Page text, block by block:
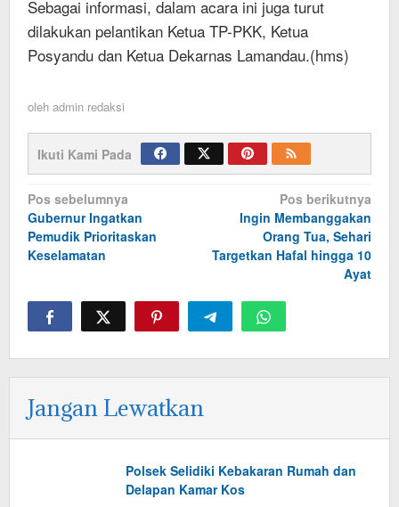
Sebagai informasi, dalam acara ini juga turut
dilakukan pelantikan Ketua TP-PKK, Ketua
Posyandu dan Ketua Dekarnas Lamandau.(hms)
oleh admin redaksi
Ikuti Kami Pada
Navigasi
pos
Pos sebelumnya
Gubernur Ingatkan
Pemudik Prioritaskan
Keselamatan
Pos berikutnya
Ingin Membanggakan
Orang Tua, Sehari
Targetkan Hafal hingga 10
Ayat
Jangan Lewatkan
Polsek Selidiki Kebakaran Rumah dan
Delapan Kamar Kos